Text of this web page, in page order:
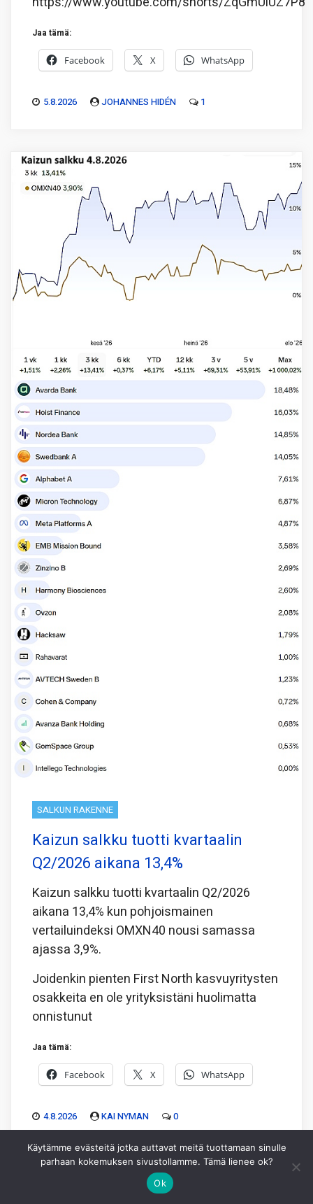
Jaa tämä:
Facebook X WhatsApp
5.8.2026 JOHANNES HIDÉN 1
SALKUN RAKENNE
Kaizun salkku tuotti kvartaalin
Q2/2026 aikana 13,4%
Kaizun salkku tuotti kvartaalin Q2/2026
aikana 13,4% kun pohjoismainen
vertailuindeksi OMXN40 nousi samassa
ajassa 3,9%.
Joidenkin pienten First North kasvuyritysten
osakkeita en ole yrityksistäni huolimatta
onnistunut
Jaa tämä:
Facebook X WhatsApp
4.8.2026 KAI NYMAN 0
Käytämme evästeitä jotka auttavat meitä tuottamaan sinulle
parhaan kokemuksen sivustollamme. Tämä lienee ok?
Ok